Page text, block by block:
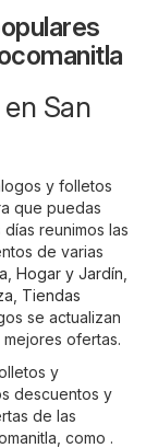
San
y folletos
que puedas
reunimos las
de varias
Hogar y Jardín
Tiendas
se actualizan
ofertas.
y
descuentos y
de las
como .